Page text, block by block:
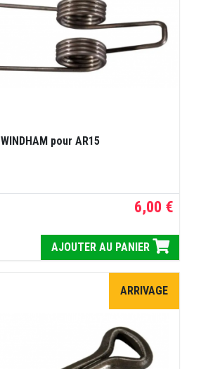
pour AR15
6,00 €
AJOUTER AU PANIER
ARRIVAGE